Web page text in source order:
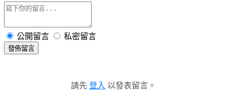
公開留言 私密留言
發佈留言
請先 登入 以發表留言。